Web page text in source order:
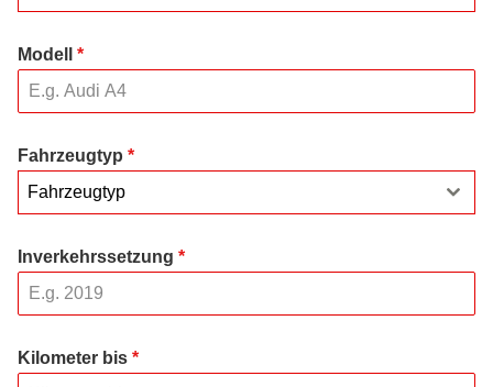
Modell *
Fahrzeugtyp *
Fahrzeugtyp
Inverkehrssetzung *
Kilometer bis *